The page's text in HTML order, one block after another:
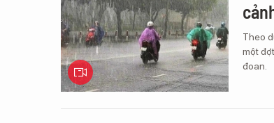
Theo
một
đoan.